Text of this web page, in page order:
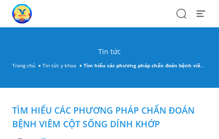
SearchOpen
Tin tức
Trang chủ Tin tức y khoa Tìm hiểu các phương pháp chẩn đoán bệnh viêm cột sống dính khớp
TÌM HIỂU CÁC PHƯƠNG PHÁP CHẨN ĐOÁN
BỆNH VIÊM CỘT SỐNG DÍNH KHỚP